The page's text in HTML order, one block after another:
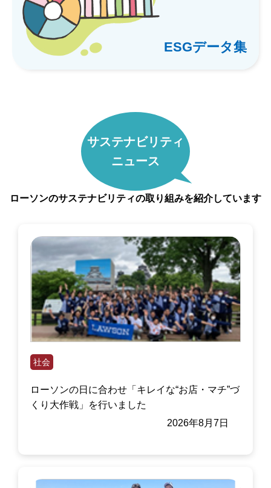
ESGデータ集
サステナビリティ
ニュース
ローソンのサステナビリティの取り組みを紹介しています
社会
ローソンの日に合わせ「キレイな“お店・マチ”づ
くり大作戦」を行いました
2026年8月7日